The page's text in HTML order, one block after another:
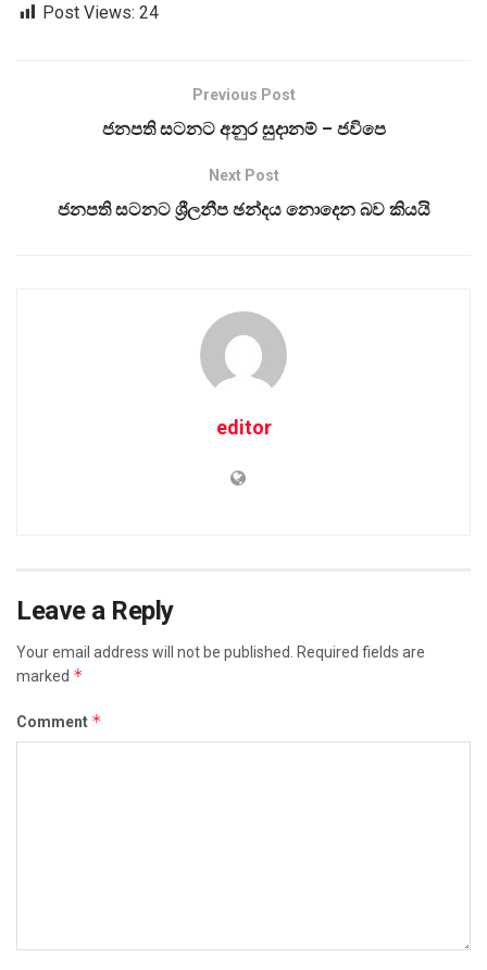
Post Views: 24
Previous Post
ජනපති සටනට අනුර සුදානම් – ජවිපෙ
Next Post
ජනපති සටනට ශ්‍රීලනීප ඡන්දය නොදෙන බව කියයි
editor
Leave a Reply
Your email address will not be published.
Required fields are
marked *
Comment *